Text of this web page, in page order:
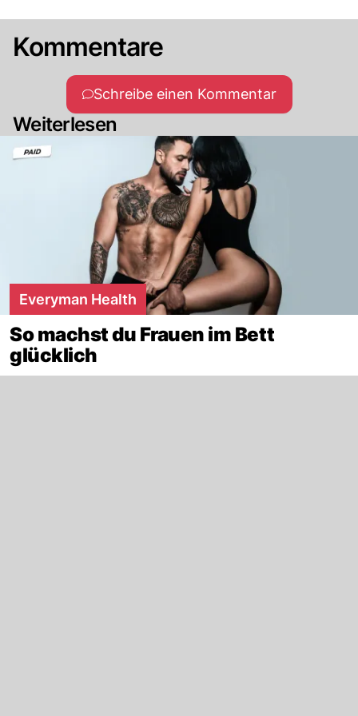
Kommentare
Schreibe einen Kommentar
Weiterlesen
Everyman Health
So machst du Frauen im Bett
glücklich